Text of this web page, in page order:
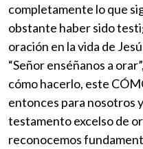
completamente lo que
obstante haber sido
oración en la vida de
“Señor enséñanos a
cómo hacerlo, este
entonces para nosotros
testamento excelso de
reconocemos